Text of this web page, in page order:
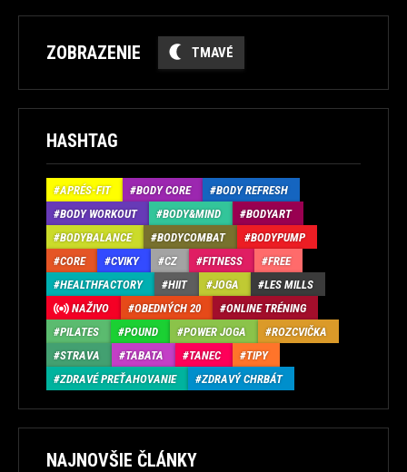
ZOBRAZENIE TMAVÉ
HASHTAG
APRÉS-FIT BODY CORE
BODY REFRESH
BODY WORKOUT
BODY&MIND
BODYART
BODYBALANCE
BODYCOMBAT
BODYPUMP
CORE
CVIKY CZ FITNESS
FREE
HEALTHFACTORY
HIIT JOGA
LES MILLS
NAŽIVO
OBEDNÝCH 20
ONLINE TRÉNING
PILATES
POUND POWER JOGA
ROZCVIČKA
STRAVA
TABATA TANEC
TIPY
ZDRAVÉ PREŤAHOVANIE
ZDRAVÝ CHRBÁT
NAJNOVŠIE ČLÁNKY